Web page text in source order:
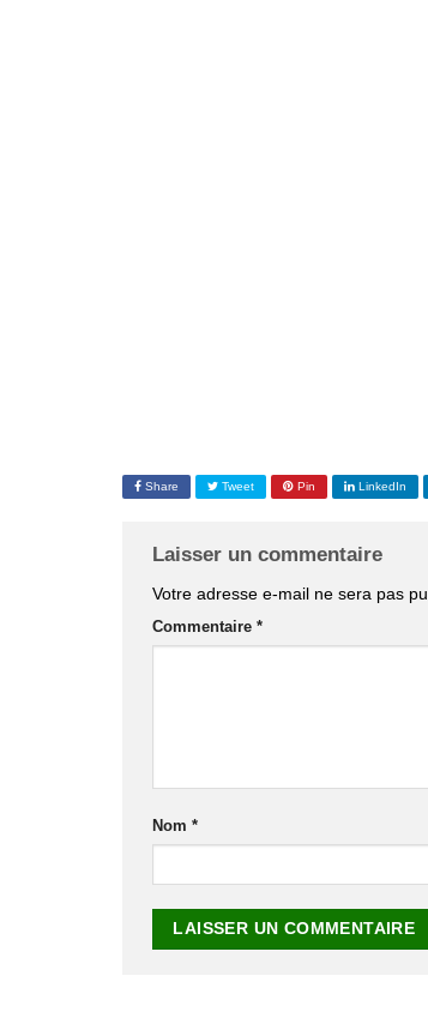
Share Tweet Pin LinkedIn
Laisser un commentaire
Votre adresse e-mail ne sera pas
Commentaire *
Nom *